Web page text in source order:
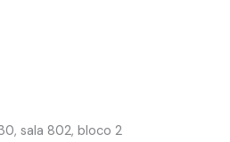
sala 802, bloco 2